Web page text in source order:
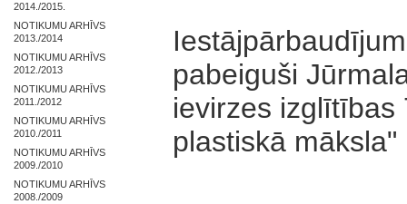
2014./2015.
NOTIKUMU ARHĪVS
2013./2014
NOTIKUMU ARHĪVS
2012./2013
NOTIKUMU ARHĪVS
2011./2012
NOTIKUMU ARHĪVS
2010./2011
NOTIKUMU ARHĪVS
2009./2010
NOTIKUMU ARHĪVS
2008./2009
pabeiguši
ievirzes izglītības
plastiskā māksla"